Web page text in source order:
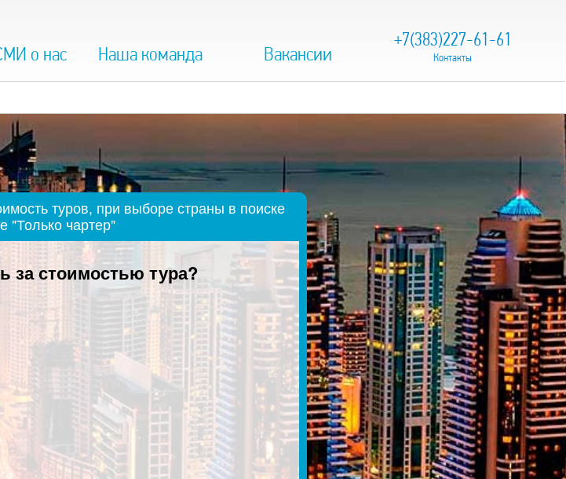
о нас Наша команда Вакансии
+7(383)227-61-61
Контакты
туров, при выборе страны в поиске
"Только чартер"
за стоимостью тура?